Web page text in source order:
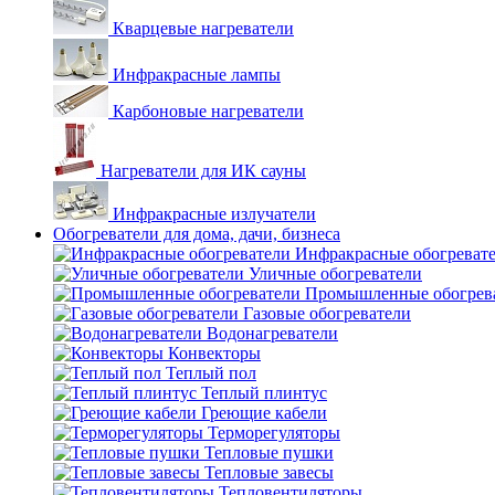
Кварцевые нагреватели
Инфракрасные лампы
Карбоновые нагреватели
Нагреватели для ИК сауны
Инфракрасные излучатели
Обогреватели для дома, дачи, бизнеса
Инфракрасные
Уличные обогреватели
Промышленные
Газовые обогреватели
Водонагреватели
Конвекторы
Теплый пол
Теплый плинтус
Греющие кабели
Терморегуляторы
Тепловые пушки
Тепловые завесы